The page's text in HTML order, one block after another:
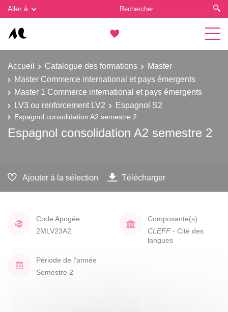
Aller à
Accueil Catalogue des formations
Master
Master Commerce international et pays émergents
Master 1 Commerce international et pays émergents
LV3 ou renforcement LV2
Espagnol S2
Espagnol consolidation A2 semestre 2
Espagnol consolidation A2 semestre 2
Ajouter à la sélection Télécharger
Code Apogée
2MLV23A2
Composante(s)
CLEFF - Cité des
langues
Période de l'année
Semestre 2
Gestion des cookies